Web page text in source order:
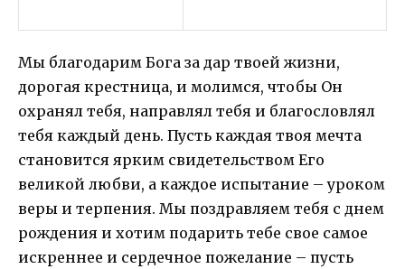
Мы благодарим Бога за дар твоей жизни,
дорогая крестница, и молимся, чтобы Он
охранял тебя, направлял тебя и благословлял
тебя каждый день. Пусть каждая твоя мечта
становится ярким свидетельством Его
великой любви, а каждое испытание – уроком
веры и терпения. Мы поздравляем тебя с днем
рождения и хотим подарить тебе свое самое
искреннее и сердечное пожелание – пусть